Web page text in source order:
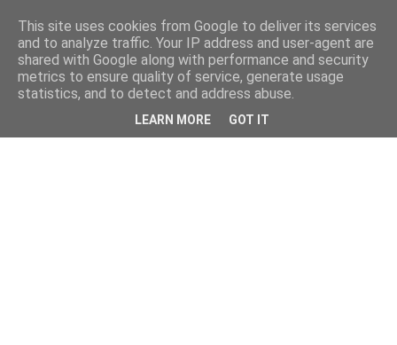
This site uses cookies from Google to deliver its services
and to analyze traffic. Your IP address and user-agent are
shared with Google along with performance and security
metrics to ensure quality of service, generate usage
statistics, and to detect and address abuse.
LEARN MORE GOT IT